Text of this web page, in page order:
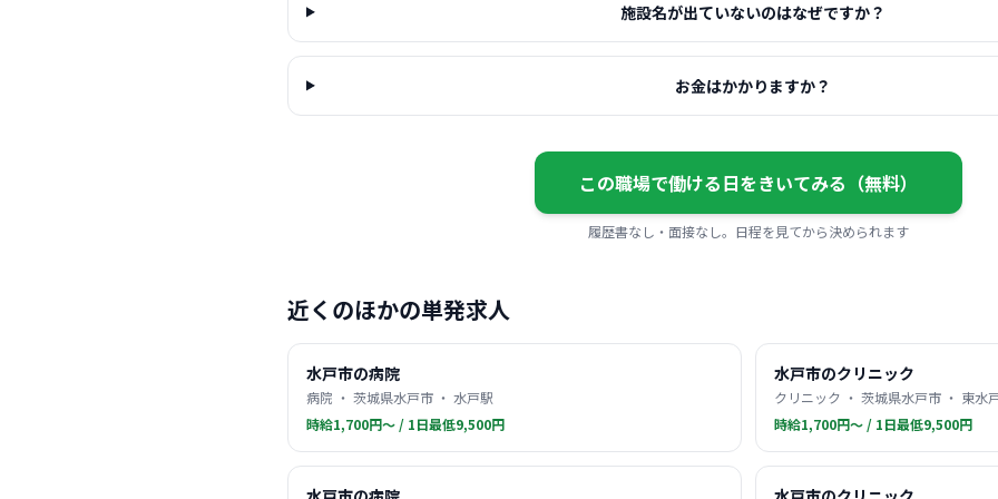
施設名が出ていないのはなぜですか？
お金はかかりますか？
この職場で働ける日をきいてみる（無料）
履歴書なし・面接なし。日程を見てから決められます
近くのほかの単発求人
水戸市の病院
病院 ・ 茨城県水戸市 ・ 水戸駅
時給1,700円〜 / 1日最低9,500円
水戸市のクリニック
クリニック ・ 茨城県水戸市 ・ 東水
時給1,700円〜 / 1日最低9,500円